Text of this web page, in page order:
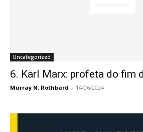
Uncategorized
6. Karl Marx: profeta do fim
Murray N. Rothbard - 14/06/2024